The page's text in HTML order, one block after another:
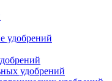
удобрений
удобрений